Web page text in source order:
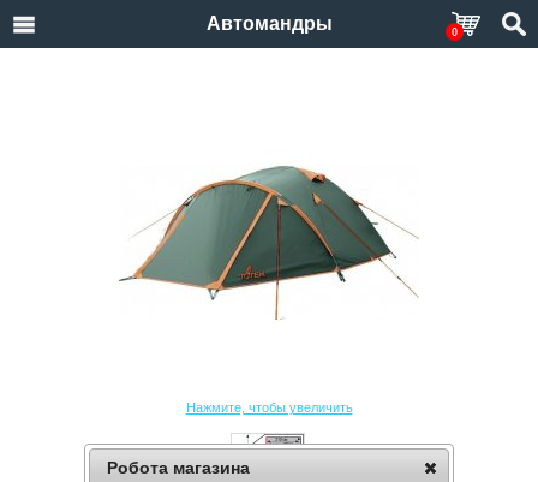
Автомандры 0
Нажмите, чтобы увеличить
Робота магазина